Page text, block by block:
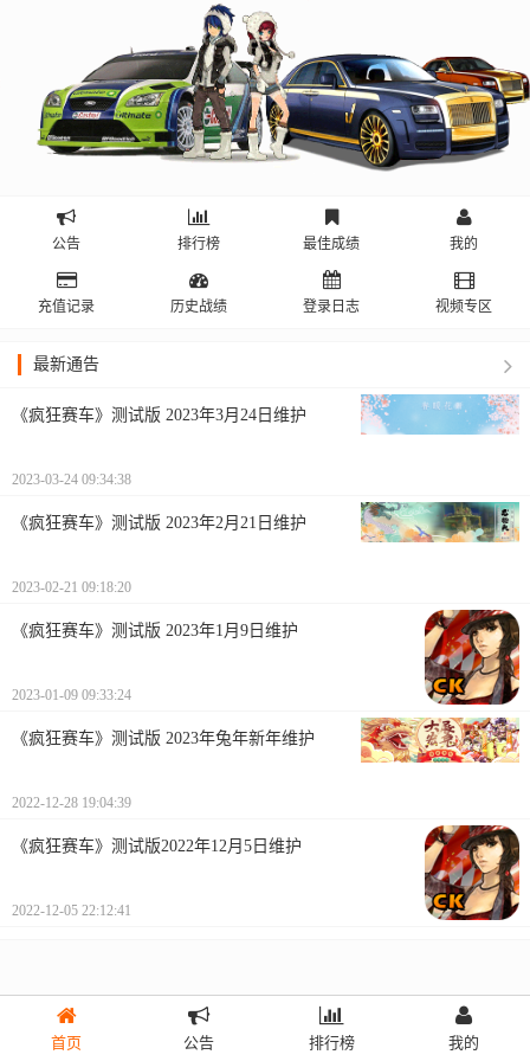
公告 排行榜 最佳成绩 我的
充值记录 历史战绩 登录日志 视频专区
最新通告
《疯狂赛车》测试版 2023年3月24日维护
2023-03-24 09:34:38
《疯狂赛车》测试版 2023年2月21日维护
2023-02-21 09:18:20
《疯狂赛车》测试版 2023年1月9日维护
2023-01-09 09:33:24
《疯狂赛车》测试版 2023年兔年新年维护
2022-12-28 19:04:39
《疯狂赛车》测试版2022年12月5日维护
2022-12-05 22:12:41
首页 公告 排行榜 我的